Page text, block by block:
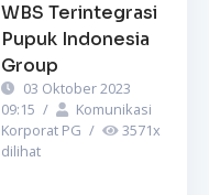
WBS Terintegrasi
Pupuk Indonesia
Group
03 Oktober 2023
09:15 /
Komunikasi
Korporat PG / 3571x
dilihat